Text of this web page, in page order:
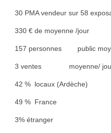
30 PMA vendeur sur 58
330 € de moyenne /jour
157 personnes public
3 ventes moyenne/
42 % locaux (Ardèche)
49 % France
3% étranger